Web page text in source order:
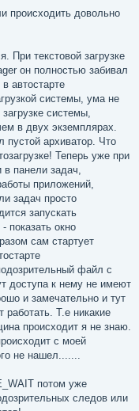
происходить довольно
При текстовой загрузке
он полностью забивал
автостарте
системы, ума не
системы,
в двух экземплярах.
пустой архиватор. Что
Теперь уже при
панели задач,
приложений,
задач просто
запускать
показать окно
сам стартует
файл с
доступа к нему не имеют
и замечательно и тут
Т.е никакие
происходит я не знаю.
с моей
не нашел.......
потом уже
следов или